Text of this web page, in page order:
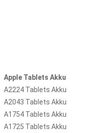
Apple Tablets Akku
A2224 Tablets Akku
A2043 Tablets Akku
A1754 Tablets Akku
A1725 Tablets Akku